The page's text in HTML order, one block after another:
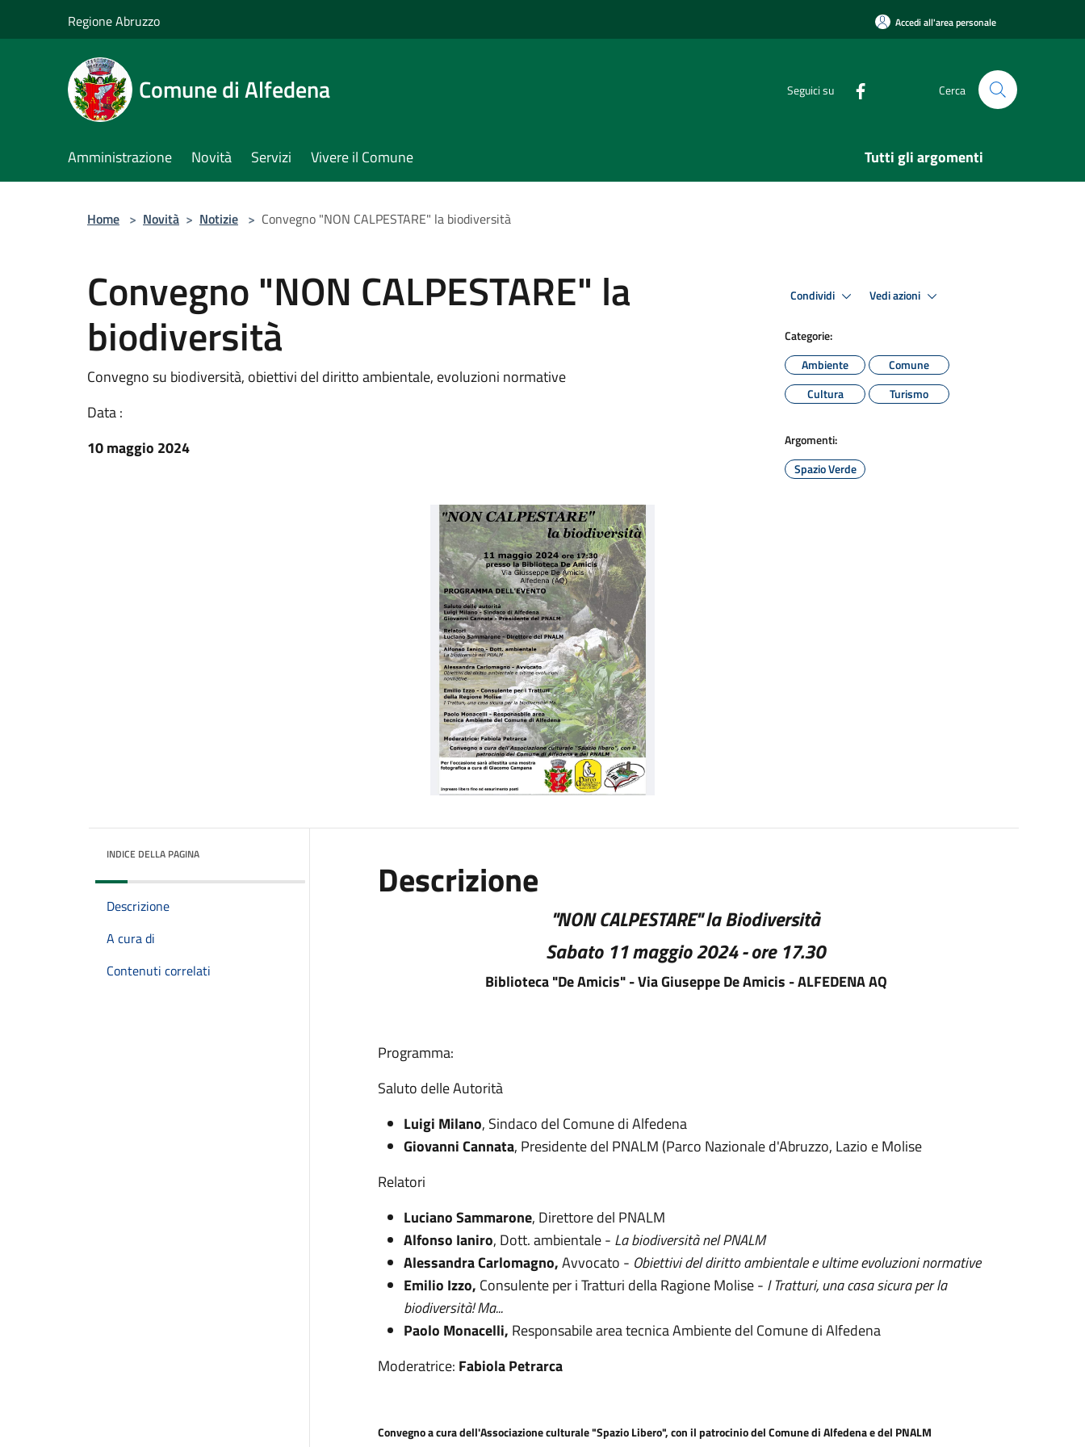
Regione Abruzzo Accedi all'area personale
Comune di Alfedena Seguici su Cerca
Amministrazione Novità Servizi Vivere il Comune Tutti gli argomenti
Home > Novità > Notizie > Convegno "NON CALPESTARE" la biodiversità
Convegno "NON CALPESTARE" la
biodiversità
Convegno su biodiversità, obiettivi del diritto ambientale, evoluzioni normative
Data :
10 maggio 2024
Condividi Vedi azioni
Categorie:
Ambiente
Comune
Cultura
Turismo
Argomenti:
Spazio Verde
INDICE DELLA PAGINA
Descrizione
A cura di
Contenuti correlati
Descrizione
"NON CALPESTARE" la Biodiversità
Sabato 11 maggio 2024 - ore 17.30
Biblioteca "De Amicis" - Via Giuseppe De Amicis - ALFEDENA AQ
Programma:
Saluto delle Autorità
Luigi Milano, Sindaco del Comune di Alfedena
Giovanni Cannata, Presidente del PNALM (Parco Nazionale d'Abruzzo, Lazio e Molise
Relatori
Luciano Sammarone, Direttore del PNALM
Alfonso Ianiro, Dott. ambientale - La biodiversità nel PNALM
Alessandra Carlomagno,Avvocato - Obiettivi del diritto ambientale e ultime evoluzioni normative
Emilio Izzo, Consulente per i Tratturi della Ragione Molise - I Tratturi, una casa sicura per la
biodiversità! Ma...
Paolo Monacelli, Responsabile area tecnica Ambiente del Comune di Alfedena
Moderatrice: Fabiola Petrarca
Convegno a cura dell'Associazione culturale "Spazio Libero", con il patrocinio del Comune di Alfedena e del PNALM